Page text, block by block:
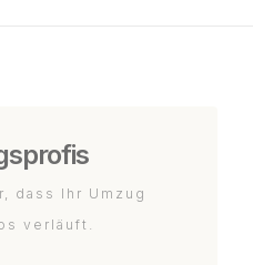
dass Ihr Umzug
verläuft.